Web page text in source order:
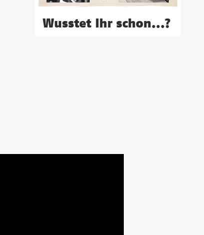
Wusstet Ihr schon...?